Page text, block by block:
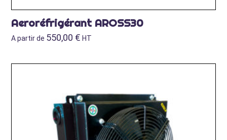
Aeroréfrigérant AROSS30
A partir de 550,00 € HT